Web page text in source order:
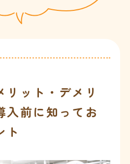
リット・デメリ
入前に知ってお
ト